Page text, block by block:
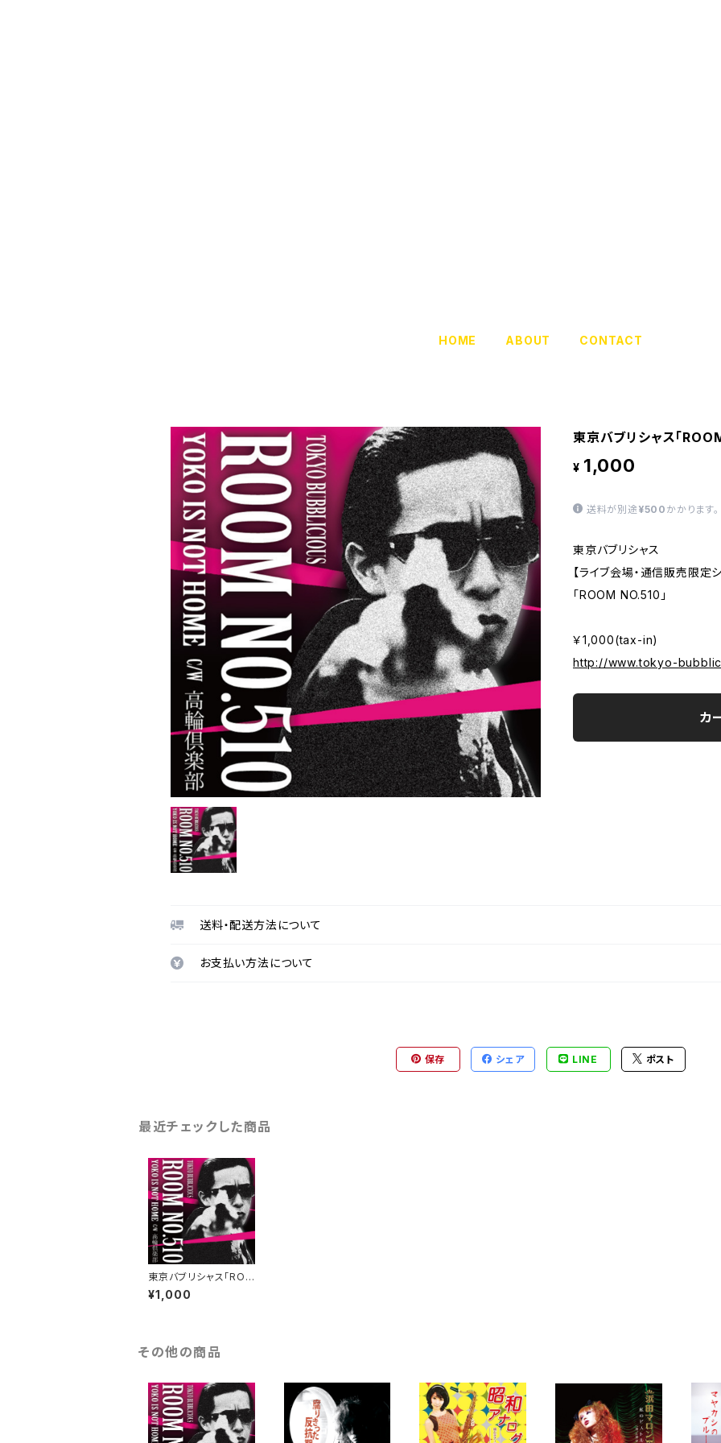
HOME ABOUT CONTACT
東京バブリシャス「
¥ 1,000
送料が別途 ¥500 かかります。
東京バブリシャス
【ライブ会場・通信販売限定
「ROOM NO.510」
￥1,000(tax-in)
http://www.tokyo-
カ
送料・配送方法について
お支払い方法について
保存 シェア LINE ポスト
最近チェックした商品
東京バブリシャス「ROO
M NO.510」
¥1,000
その他の商品